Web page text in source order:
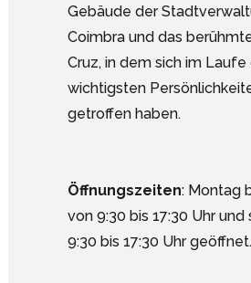
Gebäude der
Coimbra und das
Cruz, in dem sich im Laufe
wichtigsten
getroffen haben.
Öffnungszeiten: Montag
von 9:30 bis 17:30 Uhr
9:30 bis 17:30 Uhr geöffnet.